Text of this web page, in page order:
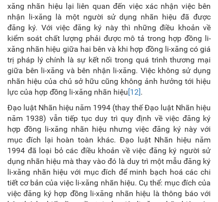
xăng nhãn hiệu lại liên quan đến việc xác nhận việc bên
nhận li-xăng là một người sử dụng nhãn hiệu đã được
đăng ký. Với việc đăng ký này thì những điều khoản về
kiểm soát chất lượng phải được mô tả trong hợp đồng li-
xăng nhãn hiệu giữa hai bên và khi hợp đồng li-xăng có giá
trị pháp lý chính là sự kết nối trong quá trình thương mại
giữa bên li-xăng và bên nhận li-xăng. Việc không sử dụng
nhãn hiệu của chủ sở hữu cũng không ảnh hưởng tới hiệu
lực của hợp đồng li-xăng nhãn hiệu[12].
Đạo luật Nhãn hiệu năm 1994 (thay thế Đạo luật Nhãn hiệu
năm 1938) vẫn tiếp tục duy trì quy định về việc đăng ký
hợp đồng li-xăng nhãn hiệu nhưng việc đăng ký này với
mục đích lại hoàn toàn khác. Đạo luật Nhãn hiệu năm
1994 đã loại bỏ các điều khoản về việc đăng ký người sử
dụng nhãn hiệu mà thay vào đó là duy trì một mẫu đăng ký
li-xăng nhãn hiệu với mục đích để minh bạch hoá các chi
tiết cơ bản của việc li-xăng nhãn hiệu. Cụ thể: mục đích của
việc đăng ký hợp đồng li-xăng nhãn hiệu là thông báo với